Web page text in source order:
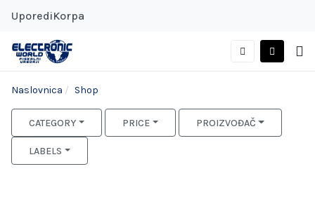
UporediKorpa
Naslovnica Shop
CATEGORY PRICE PROIZVOĐAČ
LABELS